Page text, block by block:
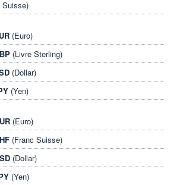
Suisse)
(Euro)
(Livre Sterling)
(Dollar)
(Yen)
(Euro)
(Franc Suisse)
(Dollar)
(Yen)